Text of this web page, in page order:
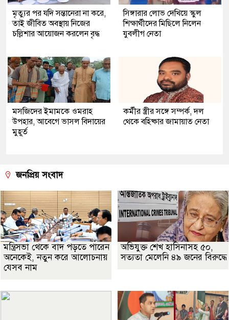
মৃত্যুর পর যদি সন্তানেরা না করে,
তাই জীবিত অবস্থায় নিজের
চল্লিশার আয়োজন করলেন বৃদ্ধ
সিঙ্গারার লোভ দেখিয়ে স্কুল
শিক্ষার্থীদের মিছিলে নিলেন
যুবলীগ নেতা
মসজিদের ইমামকে ওমরাহ
উপহার, আবেগে ভাসল বিদায়ের
মুহূর্ত
কর্মীর স্ত্রীর সঙ্গে সম্পর্ক, দল
থেকে বহিষ্কার জামায়াত নেতা
জনপ্রিয় সংবাদ
মন্ত্রিসভা থেকে বাদ পড়তে পারেন
অনেকেই, নতুন করে আলোচনায়
যেসব নাম
অভিযুক্ত শেখ হাসিনাসহ ৫০,
সত্যতা মেলেনি ৪৯ জনের বিরুদ্ধে